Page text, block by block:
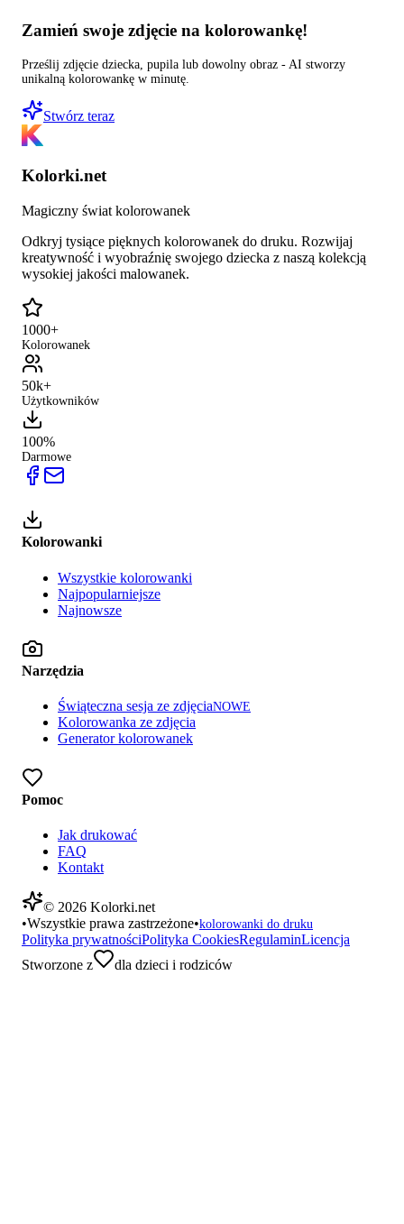
Zamień swoje zdjęcie na kolorowankę!
Prześlij zdjęcie dziecka, pupila lub dowolny obraz - AI stworzy
unikalną kolorowankę w minutę.
Stwórz teraz
Kolorki.net
Magiczny świat kolorowanek
Odkryj tysiące pięknych kolorowanek do druku. Rozwijaj
kreatywność i wyobraźnię swojego dziecka z naszą kolekcją
wysokiej jakości malowanek.
1000+
Kolorowanek
50k+
Użytkowników
100%
Darmowe
Kolorowanki
Wszystkie kolorowanki
Najpopularniejsze
Najnowsze
Narzędzia
Świąteczna sesja ze zdjęciaNOWE
Kolorowanka ze zdjęcia
Generator kolorowanek
Pomoc
Jak drukować
FAQ
Kontakt
© 2026 Kolorki.net
•Wszystkie prawa zastrzeżone•kolorowanki do druku
Polityka prywatnościPolityka CookiesRegulaminLicencja
Stworzone z
dla dzieci i rodziców